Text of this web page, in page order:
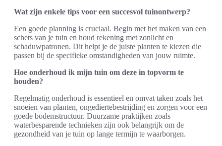
Wat zijn enkele tips voor een succesvol tuinontwerp?
Een goede planning is cruciaal. Begin met het maken van een
schets van je tuin en houd rekening met zonlicht en
schaduwpatronen. Dit helpt je de juiste planten te kiezen die
passen bij de specifieke omstandigheden van jouw ruimte.
Hoe onderhoud ik mijn tuin om deze in topvorm te
houden?
Regelmatig onderhoud is essentieel en omvat taken zoals het
snoeien van planten, ongediertebestrijding en zorgen voor een
goede bodemstructuur. Duurzame praktijken zoals
waterbesparende technieken zijn ook belangrijk om de
gezondheid van je tuin op lange termijn te waarborgen.